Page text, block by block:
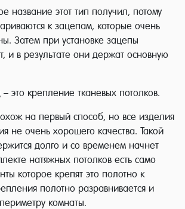
название этот тип получил, потому
к зацепам, которые очень
Затем при установке зацепы
и в результате они держат основную
это крепление тканевых потолков.
на первый способ, но все изделия
не очень хорошего качества. Такой
долго и со временем начнет
натяжных потолков есть само
которое крепят это полотно к
полотно разравнивается и
комнаты.